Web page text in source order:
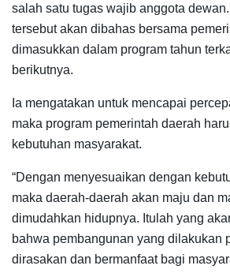
salah satu tugas wajib anggota
tersebut akan dibahas bersama
dimasukkan dalam program tahun
berikutnya.
Ia mengatakan untuk mencapai
maka program pemerintah daerah
kebutuhan masyarakat.
“Dengan menyesuaikan dengan
maka daerah-daerah akan maju dan
dimudahkan hidupnya. Itulah yang
bahwa pembangunan yang dilakukan
dirasakan dan bermanfaat bagi